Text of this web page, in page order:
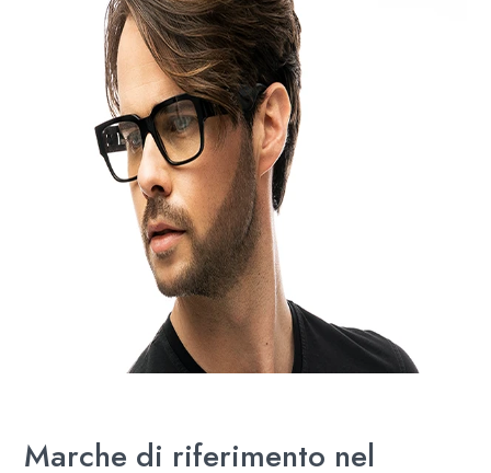
Marche di riferimento nel